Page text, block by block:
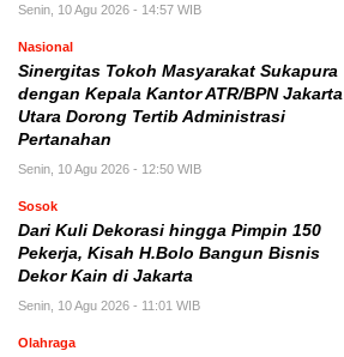
Senin, 10 Agu 2026 - 14:57 WIB
Nasional
Sinergitas Tokoh Masyarakat Sukapura
dengan Kepala Kantor ATR/BPN Jakarta
Utara Dorong Tertib Administrasi
Pertanahan
Senin, 10 Agu 2026 - 12:50 WIB
Sosok
Dari Kuli Dekorasi hingga Pimpin 150
Pekerja, Kisah H.Bolo Bangun Bisnis
Dekor Kain di Jakarta
Senin, 10 Agu 2026 - 11:01 WIB
Olahraga